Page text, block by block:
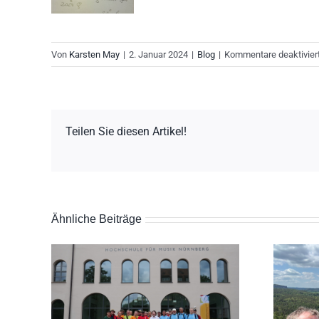
Von Karsten May | 2. Januar 2024 | Blog | Kommentare
Teilen Sie diesen Artikel!
Ähnliche Beiträge
Abenteuer mit Aussicht – Eine